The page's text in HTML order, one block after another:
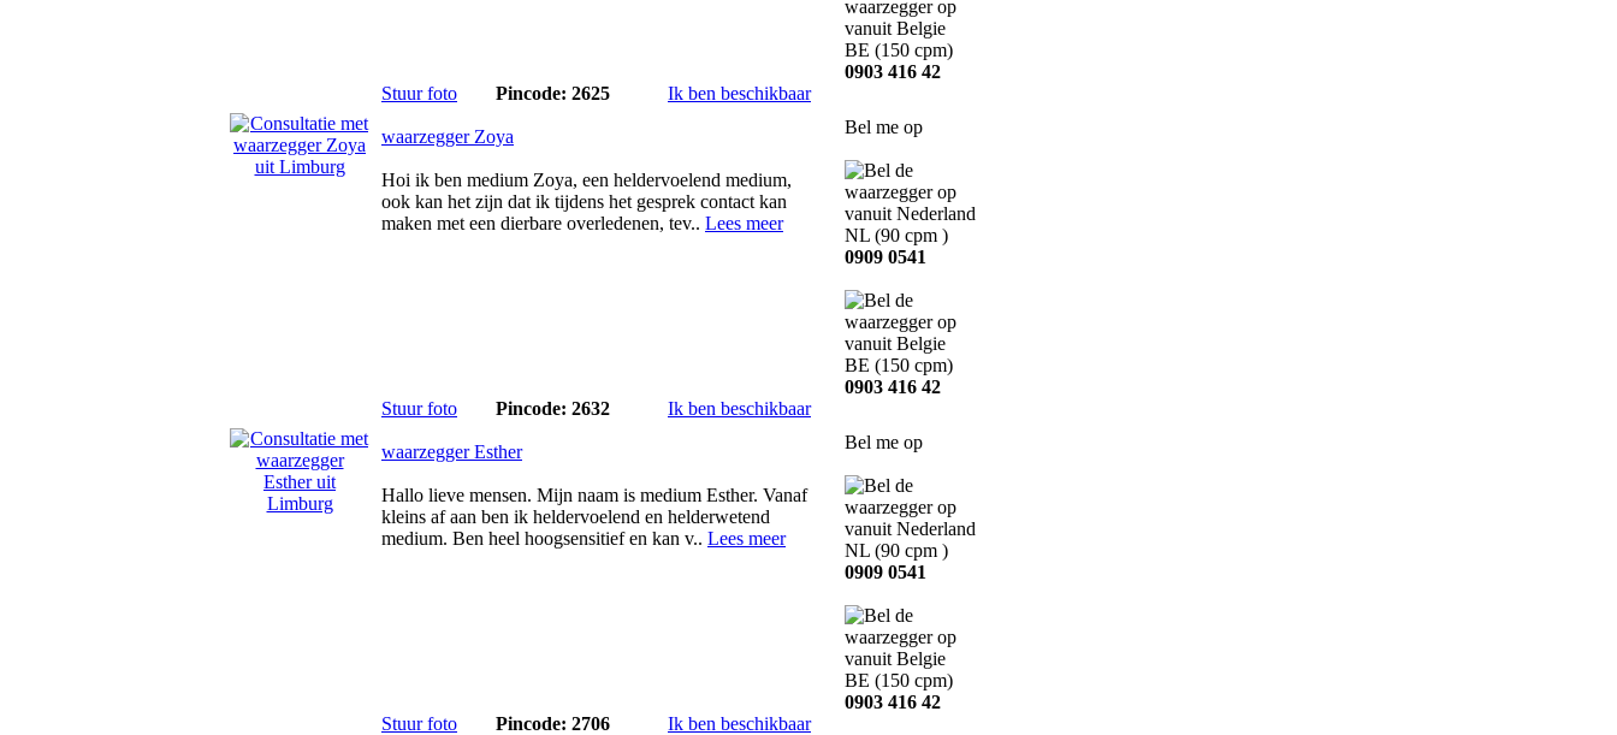
BE (150 cpm)
0903 416 42
Stuur foto
Pincode: 2625 Ik ben beschikbaar
waarzegger Zoya
Hoi ik ben medium Zoya, een heldervoelend medium,
ook kan het zijn dat ik tijdens het gesprek contact kan
maken met een dierbare overledenen, tev.. Lees meer
Bel me op
NL (90 cpm )
0909 0541
BE (150 cpm)
0903 416 42
Stuur foto
Pincode: 2632 Ik ben beschikbaar
waarzegger Esther
Hallo lieve mensen. Mijn naam is medium Esther. Vanaf
kleins af aan ben ik heldervoelend en helderwetend
medium. Ben heel hoogsensitief en kan v.. Lees meer
Bel me op
NL (90 cpm )
0909 0541
BE (150 cpm)
0903 416 42
Stuur foto
Pincode: 2706 Ik ben beschikbaar